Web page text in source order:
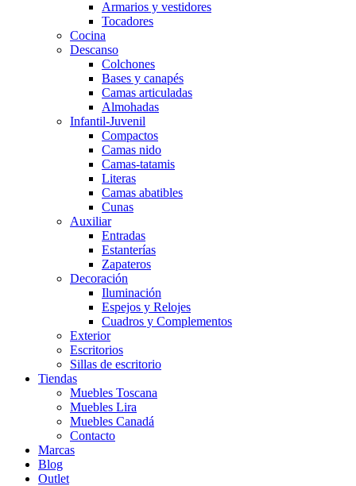
Armarios y vestidores
Tocadores
Cocina
Descanso
Colchones
Bases y canapés
Camas articuladas
Almohadas
Infantil-Juvenil
Compactos
Camas nido
Camas-tatamis
Literas
Camas abatibles
Cunas
Auxiliar
Entradas
Estanterías
Zapateros
Decoración
Iluminación
Espejos y Relojes
Cuadros y Complementos
Exterior
Escritorios
Sillas de escritorio
Tiendas
Muebles Toscana
Muebles Lira
Muebles Canadá
Contacto
Marcas
Blog
Outlet